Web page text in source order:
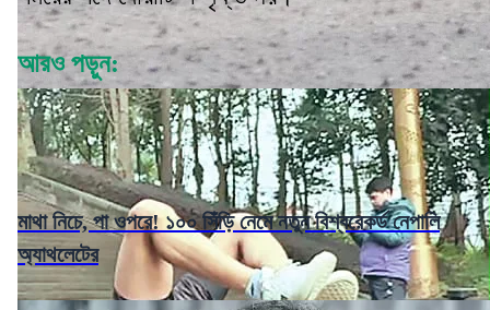
আরও পড়ুন:
মাথা নিচে, পা ওপরে! ১০০ সিঁড়ি নেমে নতুন বিশ্বরেকর্ড নেপালি
অ্যাথলেটের